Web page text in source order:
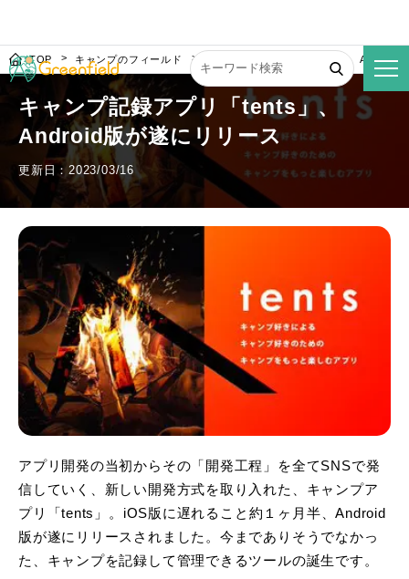
TOP キャンプのフィールド キャンプ記録アプリ「tents」、Android
キャンプ記録アプリ「tents」、
Android版が遂にリリース
更新日：2023/03/16
アプリ開発の当初からその「開発工程」を全てSNSで発
信していく、新しい開発方式を取り入れた、キャンプア
プリ「tents」。iOS版に遅れること約１ヶ月半、Android
版が遂にリリースされました。今までありそうでなかっ
た、キャンプを記録して管理できるツールの誕生です。